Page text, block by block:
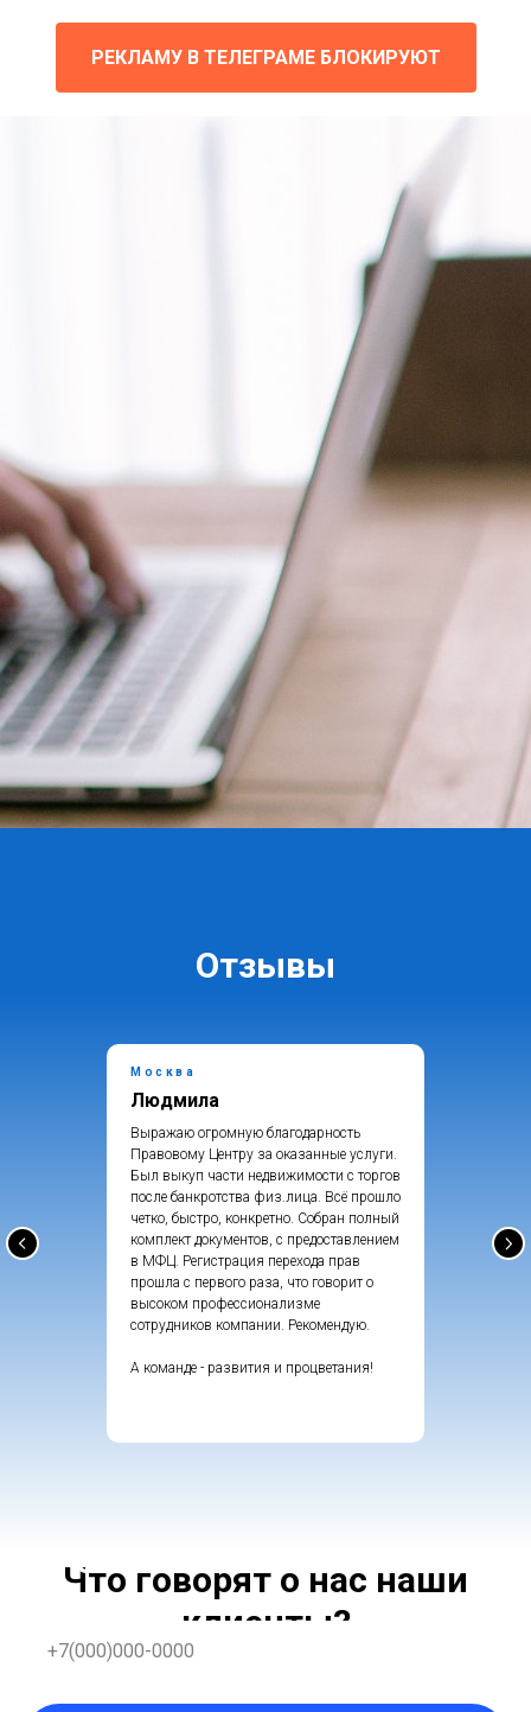
РЕКЛАМУ В ТЕЛЕГРАМЕ БЛОКИРУЮТ
ОСТАЛИСЬ ВОПРОСЫ?
Отзывы
Москва
Людмила
Выражаю огромную благодарность
Правовому Центру за оказанные услуги.
Был выкуп части недвижимости с торгов
после банкротства физ.лица. Всё прошло
четко, быстро, конкретно. Собран полный
комплект документов, с предоставлением
в МФЦ. Регистрация перехода прав
прошла с первого раза, что говорит о
высоком профессионализме
сотрудников компании. Рекомендую.
А команде - развития и процветания!
Что говорят о нас наши
клиенты?